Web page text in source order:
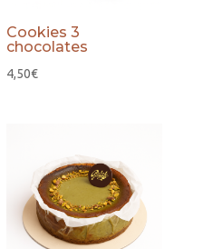
Cookies 3
chocolates
4,50€